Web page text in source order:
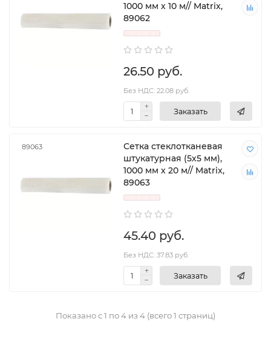
1000 мм х 10 м// Matrix,
89062
26.50 руб.
Без НДС: 22.08 руб.
Заказать
89063
Сетка стеклотканевая
штукатурная (5х5 мм),
1000 мм х 20 м// Matrix,
89063
45.40 руб.
Без НДС: 37.83 руб.
Заказать
Показано с 1 по 4 из 4 (всего 1 страниц)